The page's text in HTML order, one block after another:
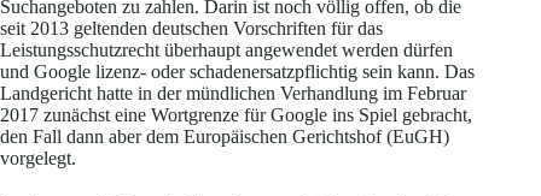
Suchangeboten zu zahlen. Darin ist noch völlig offen, ob die
seit 2013 geltenden deutschen Vorschriften für das
Leistungsschutzrecht überhaupt angewendet werden dürfen
und Google lizenz- oder schadenersatzpflichtig sein kann. Das
Landgericht hatte in der mündlichen Verhandlung im Februar
2017 zunächst eine Wortgrenze für Google ins Spiel gebracht,
den Fall dann aber dem Europäischen Gerichtshof (EuGH)
vorgelegt.